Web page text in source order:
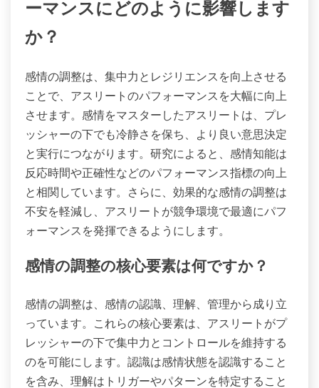
ーマンスにどのように影響します
か？
感情の調整は、集中力とレジリエンスを向上させる
ことで、アスリートのパフォーマンスを大幅に向上
させます。感情をマスターしたアスリートは、プレ
ッシャーの下でも冷静さを保ち、より良い意思決定
と実行につながります。研究によると、感情知能は
反応時間や正確性などのパフォーマンス指標の向上
と相関しています。さらに、効果的な感情の調整は
不安を軽減し、アスリートが競争環境で最適にパフ
ォーマンスを発揮できるようにします。
感情の調整の核心要素は何ですか？
感情の調整は、感情の認識、理解、管理から成り立
っています。これらの核心要素は、アスリートがプ
レッシャーの下で集中力とコントロールを維持する
のを可能にします。認識は感情状態を認識すること
を含み、理解はトリガーやパターンを特定すること